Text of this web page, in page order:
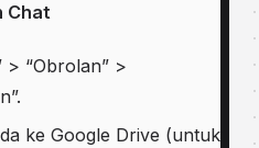
Chat
> “Obrolan” >
ke Google Drive (untuk